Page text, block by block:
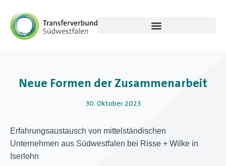
Neue Formen der Zusammenarbeit
30. Oktober 2023
Erfahrungsaustausch von mittelständischen
Unternehmen aus Südwestfalen bei Risse + Wilke in
Iserlohn